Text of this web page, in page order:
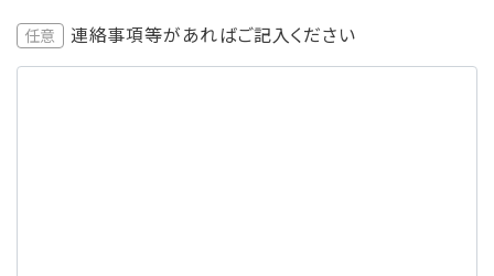
任意 連絡事項等があればご記入ください